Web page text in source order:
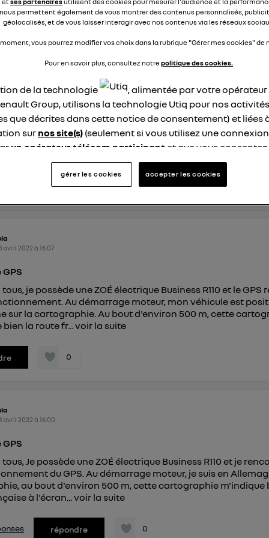
comment, merci
Up
acheté une Zoé d'occasion j'aurais voulu savoir si la prise
répondre
avril 2022 à16:07
je possède une ZOÉ électrique Business R110 et le GPS
Au démarrage moteur, mon véhicule est
sur la cartographie. Au bout d'environ 500 m, cette
bien la route fr...voir la suite
0
avril 2022 à16:00
Je possède une ZOÉ électrique Business R110 et je
du GPS. Au démarrage moteur, je suis en
au bout d'environ 500 m, cette cartographie m'indique
à l'écran...voir la suite
répondre 0
permettent également de vous montrer des contenus personnalisés,
géolocalisés, et de vous laisser interagir avec nos contenus via les réseaux
vous pourrez modifier vos choix dans la rubrique "Gérer mes cookies" de
Pour en savoir plus, consultez notrepolitique des cookies.
de la technologie
, alimentée par votre
Group, utilisons la technologie Utiq pour nos
que décrites dans cette notice de consentement) et liées
sur nos site(s) (seulement si vous utilisez une
un opérateur télécom participant et que vous
site).
Utiq a été conçue pour la protection de vos données
en vous offrant choix et contrôle.
un identifiant créé par votre opérateur télécom basé sur
est associé à votre connexion internet. Ainsi, toutes les
même connexion et ayant consenties se verront attribuer
connexion foyer
connexion mobile, la personnalisation sera basée uniquement sur la navigation de
mobile.
à tout moment retirer ce consentement surle portail
veuillez consulter
gérer les cookies accepter les cookies